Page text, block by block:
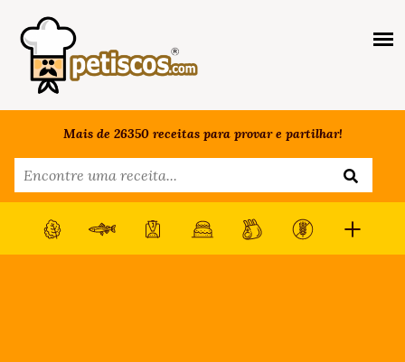
Mais de 26350 receitas para provar e partilhar!